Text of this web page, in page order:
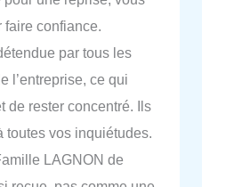
faire confiance.
par tous les
l’entreprise, ce qui
de rester concentré. Ils
toutes vos inquiétudes.
LAGNON de